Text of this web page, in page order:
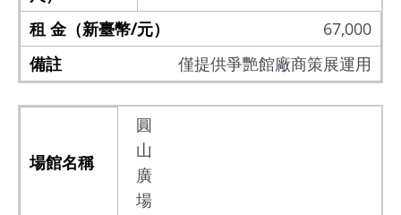
67,000
僅提供爭艷館廠商策展運用
圓
山
廣
場